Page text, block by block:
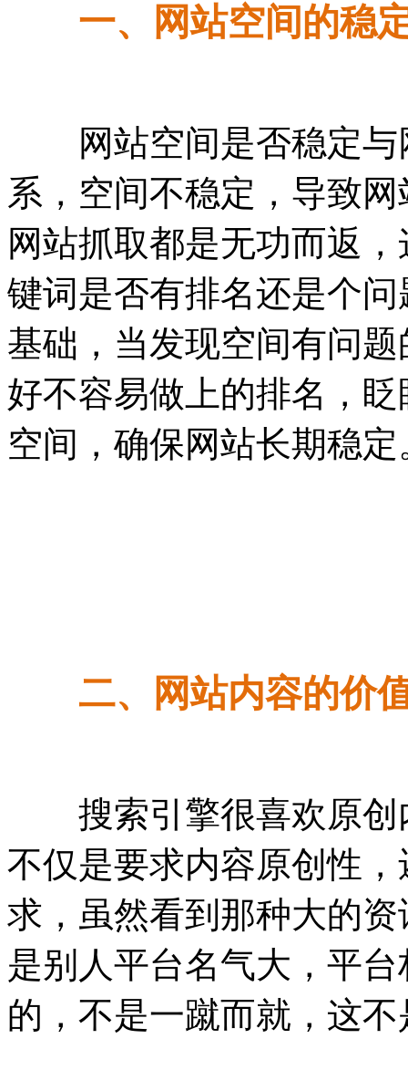
一、网站空间的稳
网站空间是否稳定与
系，空间不稳定，导致
网站抓取都是无功而返
键词是否有排名还是个
基础，当发现空间有问
好不容易做上的排名，
空间，确保网站长期稳定
二、网站内容的价
搜索引擎很喜欢原创
不仅是要求内容原创性
求，虽然看到那种大的
是别人平台名气大，平
的，不是一蹴而就，这